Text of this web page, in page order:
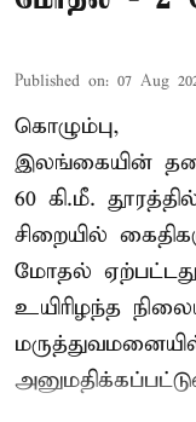
Published on: 07 Aug
கொழும்பு,
இலங்கையின்
60 கி.மீ.
சிறையில்
மோதல்
உயிரிழந்த